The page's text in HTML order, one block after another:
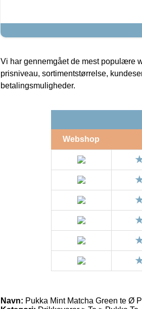
Vi har gennemgået de mest populære
prisniveau, sortimentstørrelse,
betalingsmuligheder.
Webshop
Navn: Pukka Mint Matcha Green te Ø